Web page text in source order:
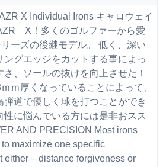
X Individual Irons キャロウェイ
X！多くのゴルファーから愛
ーズの後継モデル。 低く、深い
ングエッジをカットする事によっ
、ソールの抜けを向上させた！
ｍ厚くなっていることによって、
道で優しく球を打つことができ
性に悩んでいる方には是非おスス
AND PRECISION Most irons
maximize one specific
either – distance forgiveness or